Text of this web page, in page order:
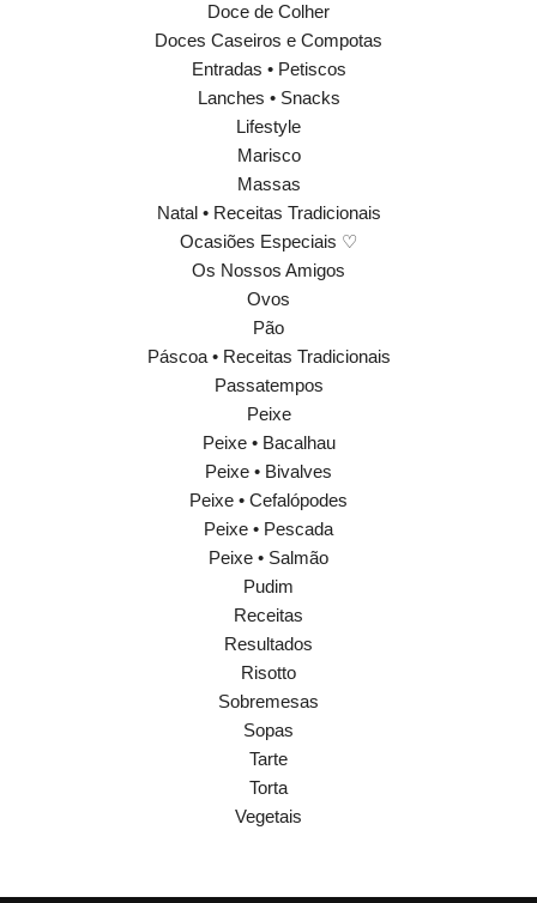
Doce de Colher
Doces Caseiros e Compotas
Entradas • Petiscos
Lanches • Snacks
Lifestyle
Marisco
Massas
Natal • Receitas Tradicionais
Ocasiões Especiais ♡
Os Nossos Amigos
Ovos
Pão
Páscoa • Receitas Tradicionais
Passatempos
Peixe
Peixe • Bacalhau
Peixe • Bivalves
Peixe • Cefalópodes
Peixe • Pescada
Peixe • Salmão
Pudim
Receitas
Resultados
Risotto
Sobremesas
Sopas
Tarte
Torta
Vegetais